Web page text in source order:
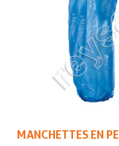
MANCHETTES EN PE